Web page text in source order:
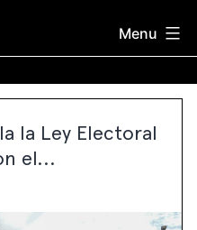
Menu
la Ley Electoral
el...